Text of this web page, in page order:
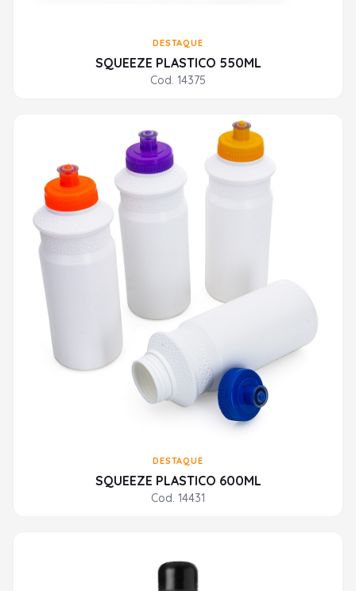
DESTAQUE
SQUEEZE PLASTICO 550ML
Cod. 14375
DESTAQUE
SQUEEZE PLASTICO 600ML
Cod. 14431